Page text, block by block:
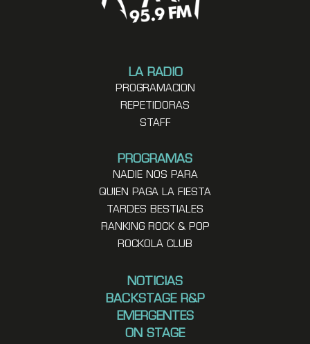
LA RADIO
PROGRAMACION
REPETIDORAS
STAFF
PROGRAMAS
NADIE NOS PARA
QUIEN PAGA LA FIESTA
TARDES BESTIALES
RANKING ROCK & POP
ROCKOLA CLUB
NOTICIAS
BACKSTAGE R&P
EMERGENTES
ON STAGE